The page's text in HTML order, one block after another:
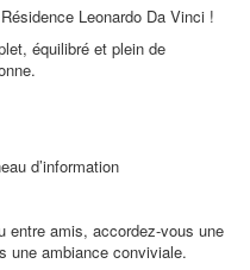
Leonardo Da Vinci !
équilibré et plein de
d’information
entre amis, accordez-vous une
une ambiance conviviale.